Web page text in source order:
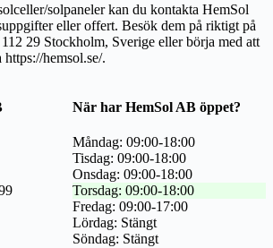
solpaneler kan du kontakta HemSol
eller offert. Besök dem på riktigt på
29 Stockholm, Sverige eller börja med att
https://hemsol.se/.
När har HemSol AB öppet?
Måndag: 09:00-18:00
Tisdag: 09:00-18:00
Onsdag: 09:00-18:00
Torsdag: 09:00-18:00
Fredag: 09:00-17:00
Lördag: Stängt
Söndag: Stängt